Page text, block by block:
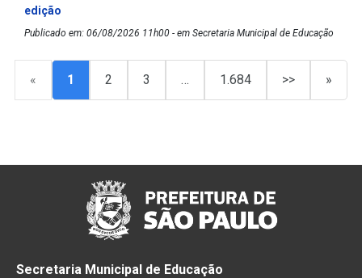
edição
Publicado em: 06/08/2026 11h00 - em Secretaria Municipal de Educação
« 1 2 3 … 1.684 >> »
Secretaria Municipal de Educação